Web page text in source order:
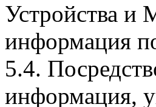
Устройства и
информация
5.4.
информация,